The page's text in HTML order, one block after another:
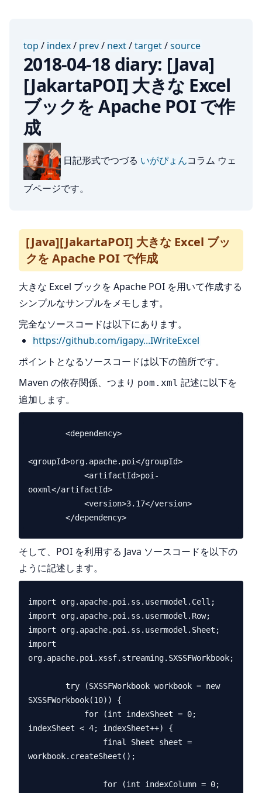
top / index/ prev/ next/target/source
2018-04-18 diary: [Java]
[JakartaPOI] 大きな Excel
ブックを Apache POI で作
成
日記形式でつづる いがぴょんコラム ウェ
ブページです。
[Java][JakartaPOI] 大きな Excel ブッ
クを Apache POI で作成
大きな Excel ブックを Apache POI を用いて作成する
シンプルなサンプルをメモします。
完全なソースコードは以下にあります。
https://github.com/igapy...IWriteExcel
ポイントとなるソースコードは以下の箇所です。
Maven の依存関係、つまり pom.xml 記述に以下を
追加します。
<groupId>org.apache.poi</groupId>
ooxml</artifactId>
そして、POI を利用する Java ソースコードを以下の
ように記述します。
import org.apache.poi.ss.usermodel.Cell;
import org.apache.poi.ss.usermodel.Row;
import org.apache.poi.ss.usermodel.Sheet;
import
org.apache.poi.xssf.streaming.SXSSFWorkbook;
SXSSFWorkbook(10)) {
indexSheet < 4; indexSheet++) {
workbook.createSheet();